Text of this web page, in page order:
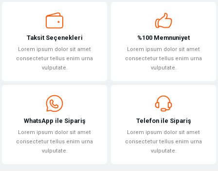
Taksit Seçenekleri
Lorem ipsum dolor sit amet
consectetur tellus enim urna
vulputate.
%100 Memnuniyet
Lorem ipsum dolor sit amet
consectetur tellus enim urna
vulputate.
WhatsApp ile Sipariş
Lorem ipsum dolor sit amet
consectetur tellus enim urna
vulputate.
Telefon ile Sipariş
Lorem ipsum dolor sit amet
consectetur tellus enim urna
vulputate.